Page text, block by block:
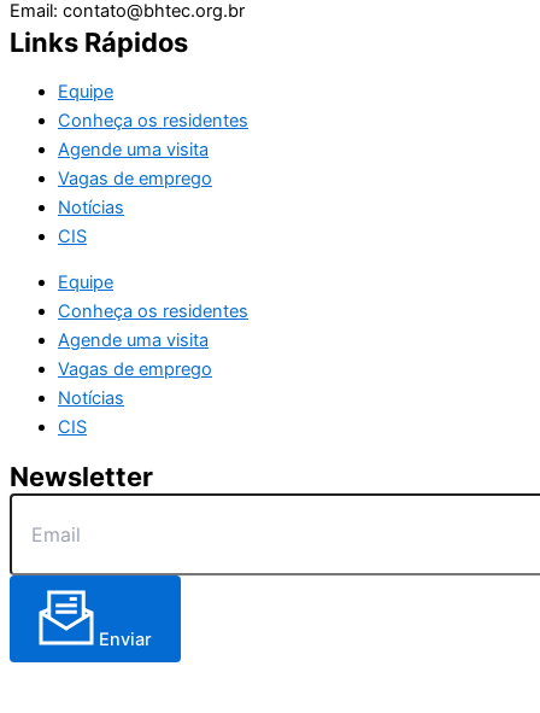
Email: contato@bhtec.org.br
Links Rápidos
Equipe
Conheça os residentes
Agende uma visita
Vagas de emprego
Notícias
CIS
Equipe
Conheça os residentes
Agende uma visita
Vagas de emprego
Notícias
CIS
Newsletter
Enviar